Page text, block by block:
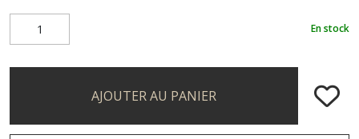
En stock
AJOUTER AU PANIER